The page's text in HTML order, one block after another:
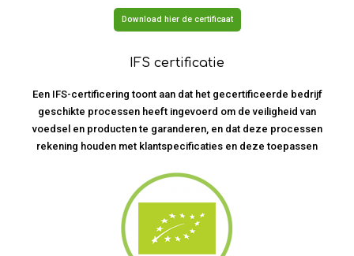
Download hier de certificaat
IFS certificatie
Een IFS-certificering toont aan dat het gecertificeerde bedrijf
geschikte processen heeft ingevoerd om de veiligheid van
voedsel en producten te garanderen, en dat deze processen
rekening houden met klantspecificaties en deze toepassen